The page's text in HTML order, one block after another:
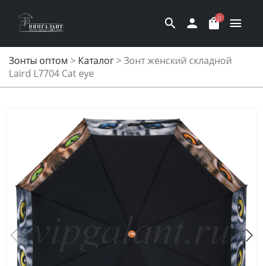
0
Зонты оптом > Каталог>Зонт женский складной
Laird L7704 Cat eye